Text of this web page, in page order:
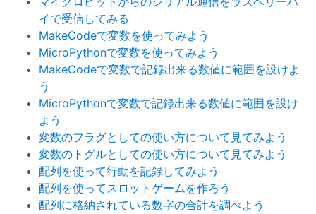
イで受信してみる
MakeCodeで変数を使ってみよう
MicroPythonで変数を使ってみよう
MakeCodeで変数で記録出来る数値に範囲を設けよ
う
MicroPythonで変数で記録出来る数値に範囲を設け
よう
変数のフラグとしての使い方について見てみよう
変数のトグルとしての使い方について見てみよう
配列を使って行動を記録してみよう
配列を使ってスロットゲームを作ろう
配列に格納されている数字の合計を調べよう